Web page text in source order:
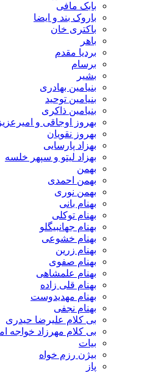
بابک مافی
باروک بند و ایضا
باکتری خان
بردیا مقدم
بنیامین بهادری
بنیامین توحید
بنیامین ذاکری
بهروز اوجاقی و امیرعزیز میرزاده
بهروز نقویان
بهزاد پارسایی
بهزاد لیتو و سپهر خلسه
بهمن احمدی
بهمن نوری
بهنام بانی
بهنام توکلی
بهنام جهانبیگلو
بهنام خشوعی
بهنام زرین
بهنام صفوی
بهنام علمشاهی
بهنام قلی زاده
بهنام مهدیدوست
بهنام نجفی
بی کلام علیرضا حیدری
بی کلام مهرزاد خواجه امیری
بیژن رزم خواه